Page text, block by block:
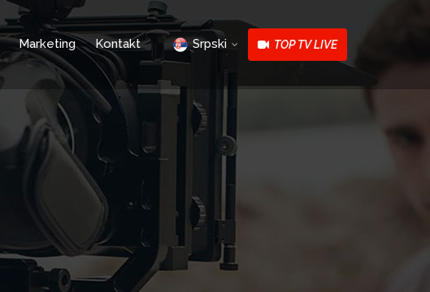
Marketing Kontakt Srpski TOP TV LIVE